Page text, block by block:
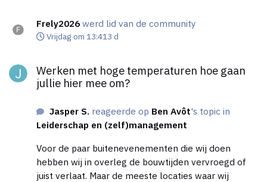
functies in de huidige software op de markt? Ben
heel benieuwd naar jullie ervaringen en tips!
Frely2026 werd lid van de community
Vrijdag om 13:413 d
Werken met hoge temperaturen hoe gaan
jullie hier mee om?
Jasper S. reageerde op Ben Avôt's topic in
Leiderschap en (zelf)management
Voor de paar buitenevenementen die wij doen
hebben wij in overleg de bouwtijden vervroegd of
juist verlaat. Maar de meeste locaties waar wij